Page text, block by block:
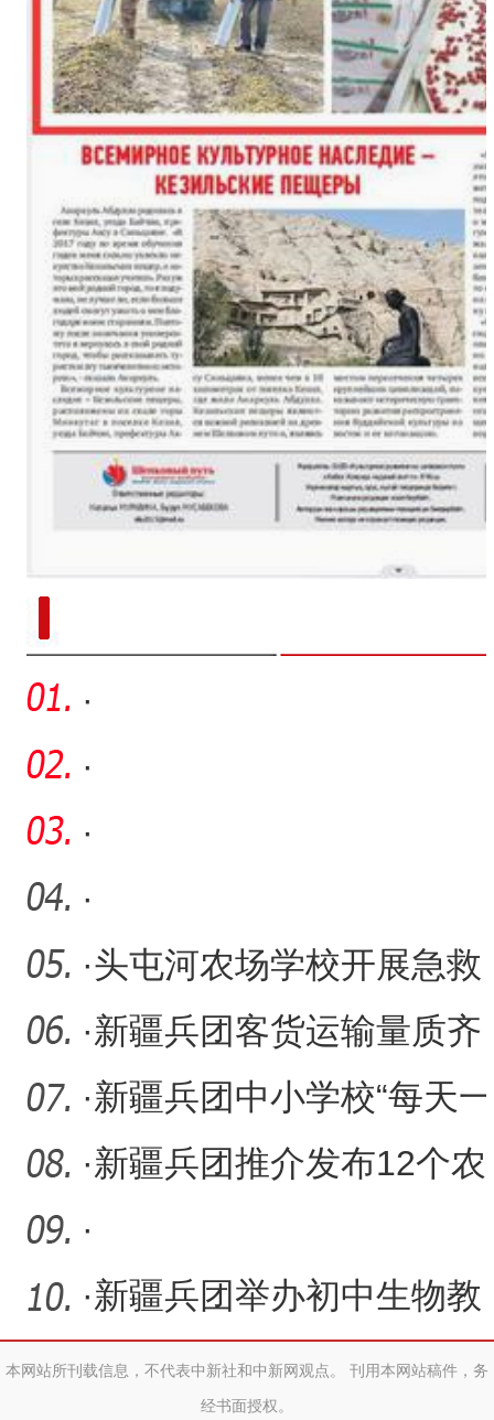
·
·
·
·
·头屯河农场学校开展急救
技能知识讲座进校园宣讲
活
·新疆兵团客货运输量质齐
升
·新疆兵团中小学校“每天一
节体育课”政策落地观察
·新疆兵团推介发布12个农
业主导品种和4项主推技术
·
·新疆兵团举办初中生物教
学研修活动
本网站所刊载信息，不代表中新社和中新网观点。 刊用本网站稿件，务
经书面授权。